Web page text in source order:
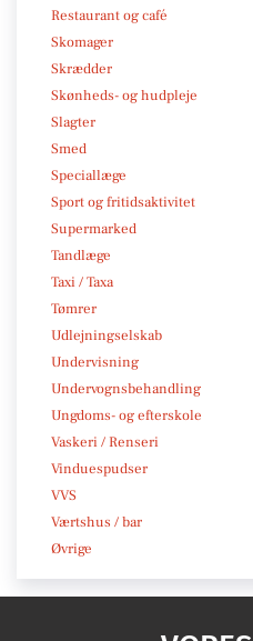
Restaurant og café
Skomager
Skrædder
Skønheds- og hudpleje
Slagter
Smed
Speciallæge
Sport og fritidsaktivitet
Supermarked
Tandlæge
Taxi / Taxa
Tømrer
Udlejningselskab
Undervisning
Undervognsbehandling
Ungdoms- og efterskole
Vaskeri / Renseri
Vinduespudser
VVS
Værtshus / bar
Øvrige